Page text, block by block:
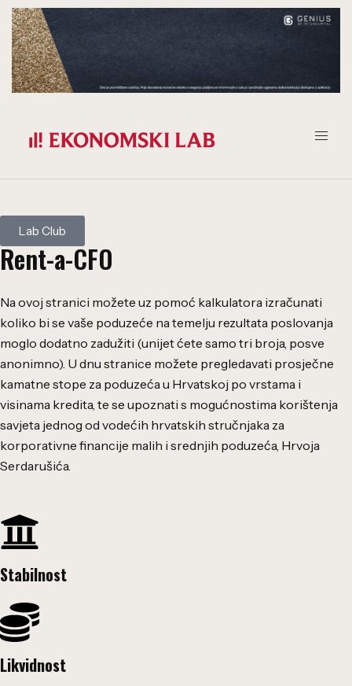
Lab Club
Rent-a-CFO
Na ovoj stranici možete uz pomoć kalkulatora izračunati
koliko bi se vaše poduzeće na temelju rezultata poslovanja
moglo dodatno zadužiti (unijet ćete samo tri broja, posve
anonimno). U dnu stranice možete pregledavati prosječne
kamatne stope za poduzeća u Hrvatskoj po vrstama i
visinama kredita, te se upoznati s mogućnostima korištenja
savjeta jednog od vodećih hrvatskih stručnjaka za
korporativne financije malih i srednjih poduzeća, Hrvoja
Serdarušića.
Stabilnost
Likvidnost